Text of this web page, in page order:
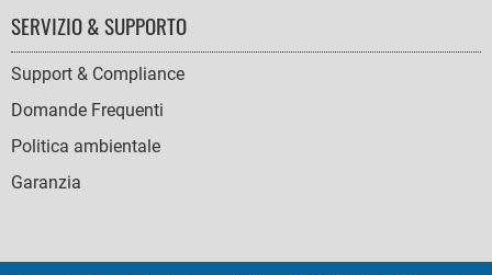
SERVIZIO & SUPPORTO
Support & Compliance
Domande Frequenti
Politica ambientale
Garanzia